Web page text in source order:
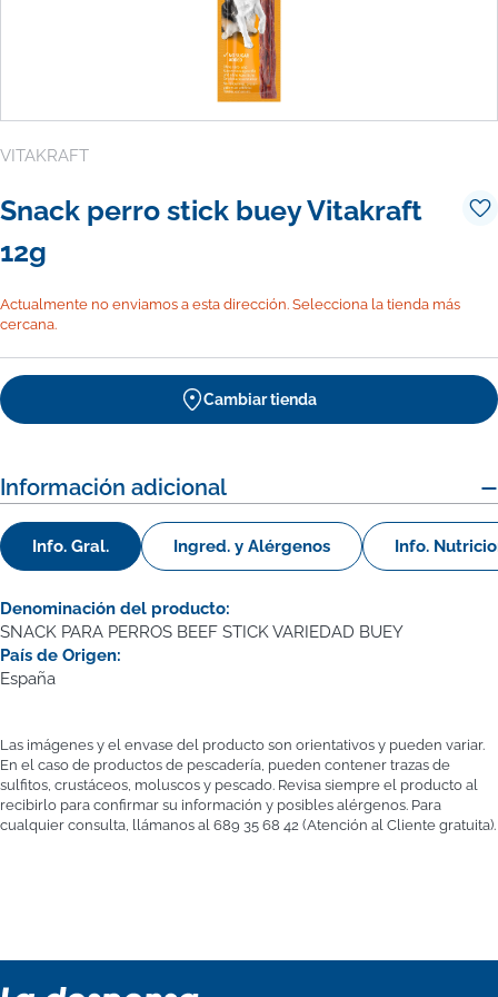
VITAKRAFT
Snack perro stick buey Vitakraft
12g
Actualmente no enviamos a esta dirección. Selecciona la tienda más
cercana.
Cambiar tienda
Información adicional
Info. Gral. Ingred. y Alérgenos Info.
Denominación del producto:
SNACK PARA PERROS BEEF STICK VARIEDAD BUEY
País de Origen:
España
Las imágenes y el envase del producto son orientativos y pueden variar.
En el caso de productos de pescadería, pueden contener trazas de
sulfitos, crustáceos, moluscos y pescado. Revisa siempre el producto al
recibirlo para confirmar su información y posibles alérgenos. Para
cualquier consulta, llámanos al 689 35 68 42 (Atención al Cliente gratuita).